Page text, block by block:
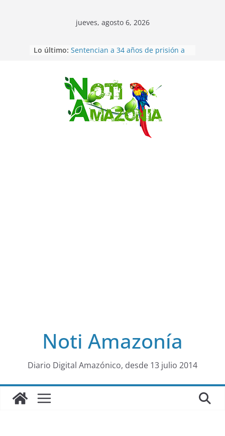
Saltar
al
jueves, agosto 6, 2026
Lo último: Sentencian a 34 años de prisión a
Vozinha, el arquero sensación de
cabo Verde, ya llegó para
incorporarse a Colo Colo de Chile
Pastaza: la parroquia Diez de
Agosto eligió a su nueva reina por
La “deuda de sueño”: una alerta
Noti Amazonía
Diario Digital Amazónico, desde 13 julio 2014